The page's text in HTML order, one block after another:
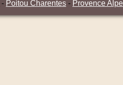
- Poitou Charentes - Provence